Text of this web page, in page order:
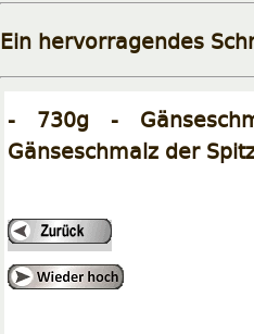
Ein hervorragendes
- 730g -
Gänseschmalz der